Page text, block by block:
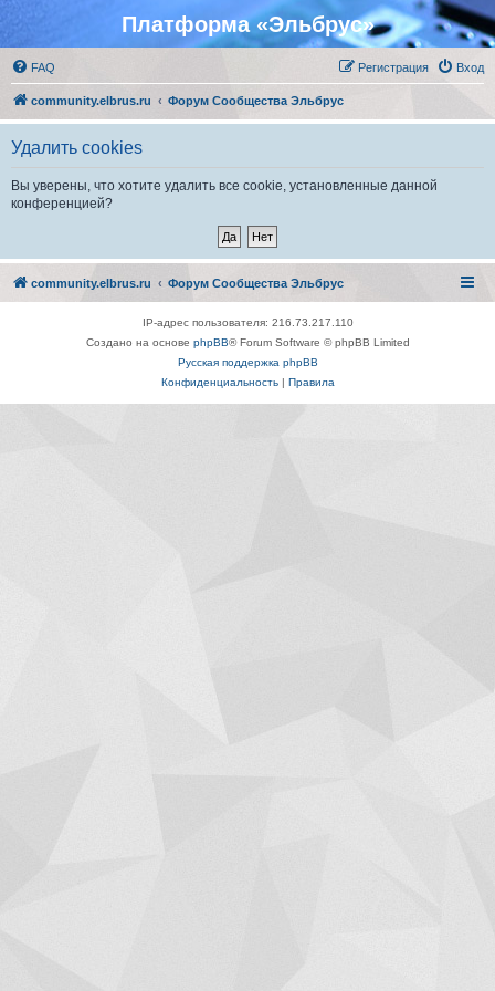
Платформа «Эльбрус»
FAQ Вход
Регистрация
community.elbrus.ru Форум Сообщества Эльбрус
Удалить cookies
Вы уверены, что хотите удалить все cookie, установленные данной
конференцией?
community.elbrus.ru Форум Сообщества Эльбрус
IP-адрес пользователя: 216.73.217.110
Создано на основе phpBB® Forum Software © phpBB Limited
Русская поддержка phpBB
Конфиденциальность| Правила